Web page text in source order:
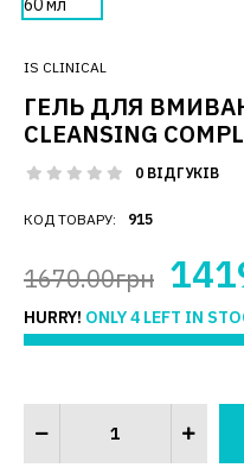
IS CLINICAL
ГЕЛЬ ДЛЯ
CLEANSING
0 ВІДГУКІВ
КОД ТОВАРУ: 915
1670.00грн
HURRY! ONLY 4 LEFT IN